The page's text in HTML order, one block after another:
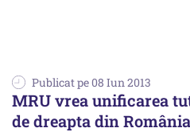
Publicat pe 08 Iun 2013
MRU vrea unificarea
de dreapta din România